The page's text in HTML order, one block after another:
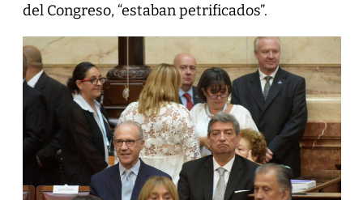
del Congreso, “estaban petrificados”.